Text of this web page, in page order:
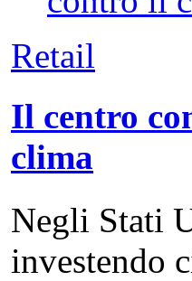
Retail
Il centro
clima
Negli Stati
investendo